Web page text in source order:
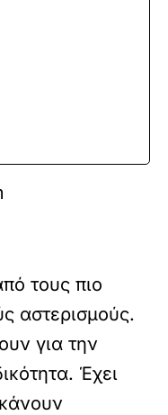
τους πιο
αστερισμούς.
για την
Έχει